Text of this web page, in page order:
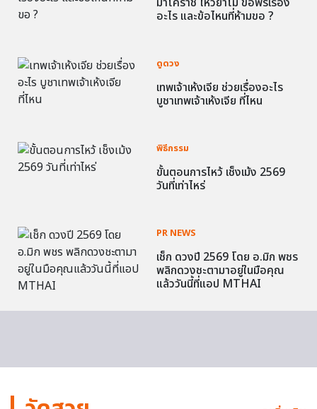
อะไร และข้อไหนที่ห้ามขอ ?
ดูดวง
เทพเจ้าเห้งเจีย ช่วยเรื่องอะไร
บูชาเทพเจ้าเห้งเจีย ที่ไหน
พิธีกรรม
ขั้นตอนการไหว้ เช็งเม้ง 2569
วันที่เท่าไหร่
PR NEWS
เช็ก ดวงปี 2569 โดย อ.มิก พชร
พลิกดวงชะตามาอยู่ในมือคุณ
แล้ววันนี้ที่แอป MTHAI